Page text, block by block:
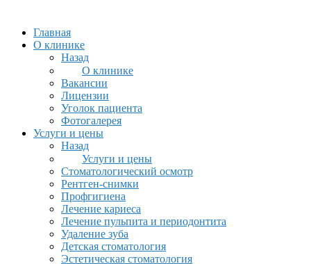
Главная
О клинике
Назад
О клинике
Вакансии
Лицензии
Уголок пациента
Фотогалерея
Услуги и цены
Назад
Услуги и цены
Стоматологический осмотр
Рентген-снимки
Профгигиена
Лечение кариеса
Лечение пульпита и периодонтита
Удаление зуба
Детская стоматология
Эстетическая стоматология